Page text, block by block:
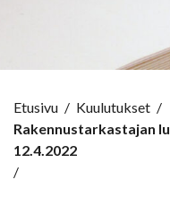
Etusivu / Kuulutukset /
Rakennustarkastajan
12.4.2022
/